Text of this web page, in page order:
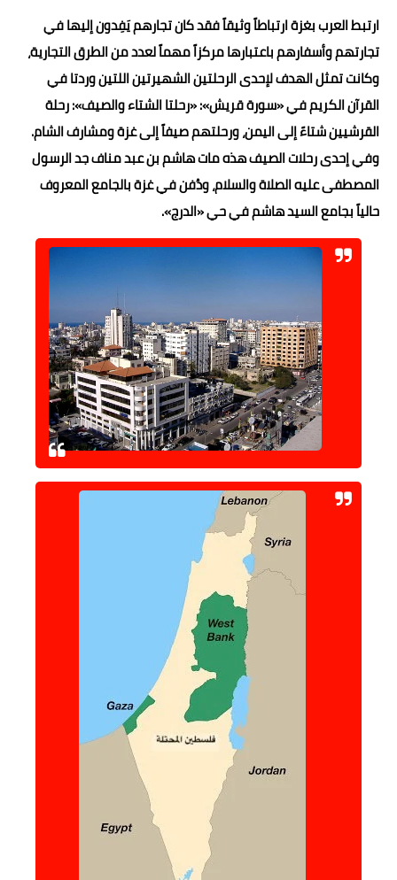
ارتبط العرب بغزة ارتباطاً وثيقاً فقد كان تجارهم يَفِدون إليها في
تجارتهم وأسفارهم باعتبارها مركزاً مهماً لعدد من الطرق التجارية،
وكانت تمثل الهدف لإحدى الرحلتين الشهيرتين اللتين وردتا في
القرآن الكريم في «سورة قريش»: «رحلتا الشتاء والصيف»: رحلة
القرشيين شتاءً إلى اليمن، ورحلتهم صيفاً إلى غزة ومشارف الشام.
وفي إحدى رحلات الصيف هذه مات هاشم بن عبد مناف جد الرسول
المصطفى عليه الصلاة والسلام، ودُفن في غزة بالجامع المعروف
حالياً بجامع السيد هاشم في حي «الدرج».